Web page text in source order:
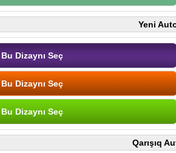
Yeni
Bu Dizaynı Seç
Bu Dizaynı Seç
Bu Dizaynı Seç
Qarışıq